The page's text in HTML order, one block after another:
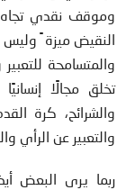
وموقف نقدي تجاه
النقيض ميزة ً وليس
والمتسامحة
تخلق مجالًا
والشرائح، كرة
والتعبير عن الرأي
ربما يرى البعض